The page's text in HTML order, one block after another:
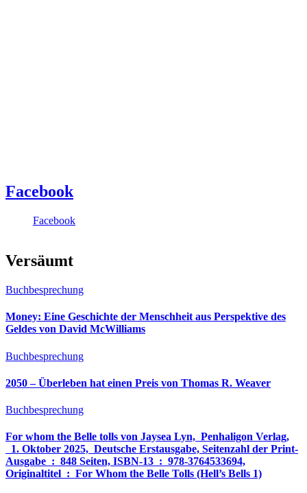
Facebook
Facebook
Versäumt
Buchbesprechung
Money: Eine Geschichte der Menschheit aus Perspektive des
Geldes von David McWilliams
Buchbesprechung
2050 – Überleben hat einen Preis von Thomas R. Weaver
Buchbesprechung
For whom the Belle tolls von Jaysea Lyn, ‎ Penhaligon Verlag,
‎ 1. Oktober 2025, ‎ Deutsche Erstausgabe, Seitenzahl der Print-
Ausgabe ‏ : ‎ 848 Seiten, ISBN-13 ‏ : ‎ 978-3764533694,
Originaltitel ‏ : ‎ For Whom the Belle Tolls (Hell’s Bells 1)